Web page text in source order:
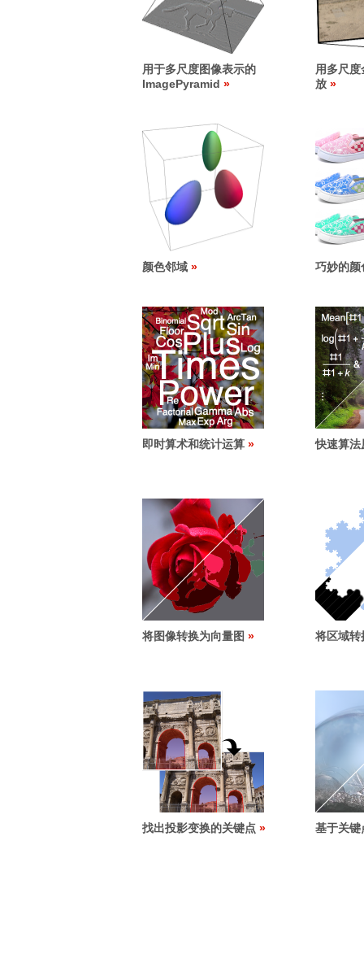
用于多尺度图像表示的
ImagePyramid
用多尺
放
颜色邻域 巧妙的颜
即时算术和统计运算 快速算法
将图像转换为向量图 将区域转
找出投影变换的关键点 基于关键